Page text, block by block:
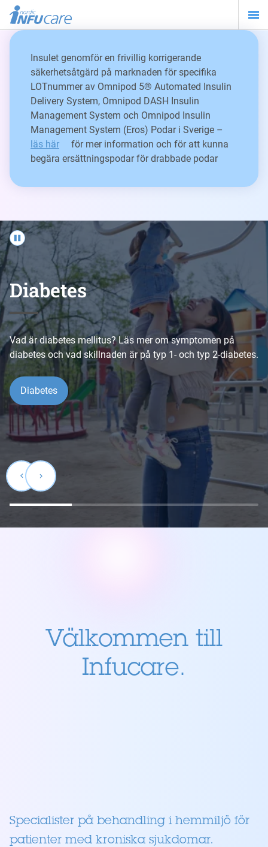
Hoppa
huvudinnehåll
Insulet genomför en frivillig korrigerande
säkerhetsåtgärd på marknaden för specifika
LOTnummer av Omnipod 5® Automated Insulin
Delivery System, Omnipod DASH Insulin
Management System och Omnipod Insulin
Management System (Eros) Podar i Sverige –
läs här
för mer information och för att kunna
begära ersättningspodar för drabbade podar
Diabetes
Vad är diabetes mellitus? Läs mer om symptomen på
diabetes och vad skillnaden är på typ 1- och typ 2-diabetes.
Diabetes
Neurologi / Parkinson
Neurologi / Parkinson
Kardiologi / Pulmonologi
Kardiologi / Pulmonologi
Immunologi
Immunologi
Välkommen till
Infucare.
Specialister på behandling i hemmiljö för
patienter med kroniska sjukdomar.